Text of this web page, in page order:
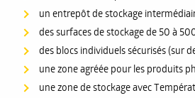
un entrepôt de stockage
des surfaces de stockage de 50 à
des blocs individuels sécurisés (sur
une zone agréée pour les produits
une zone de stockage avec